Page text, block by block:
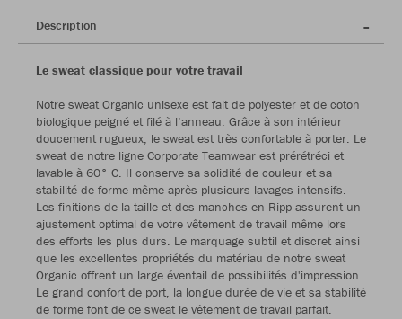
Description
Le sweat classique pour votre travail
Notre sweat Organic unisexe est fait de polyester et de coton
biologique peigné et filé à l’anneau. Grâce à son intérieur
doucement rugueux, le sweat est très confortable à porter. Le
sweat de notre ligne Corporate Teamwear est prérétréci et
lavable à 60° C. Il conserve sa solidité de couleur et sa
stabilité de forme même après plusieurs lavages intensifs.
Les finitions de la taille et des manches en Ripp assurent un
ajustement optimal de votre vêtement de travail même lors
des efforts les plus durs. Le marquage subtil et discret ainsi
que les excellentes propriétés du matériau de notre sweat
Organic offrent un large éventail de possibilités d'impression.
Le grand confort de port, la longue durée de vie et sa stabilité
de forme font de ce sweat le vêtement de travail parfait.